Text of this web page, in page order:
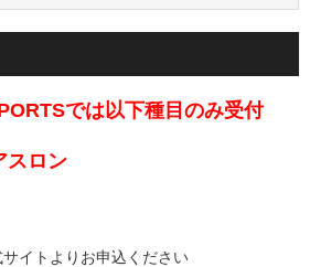
では以下種目のみ受付
スロン
イトよりお申込ください